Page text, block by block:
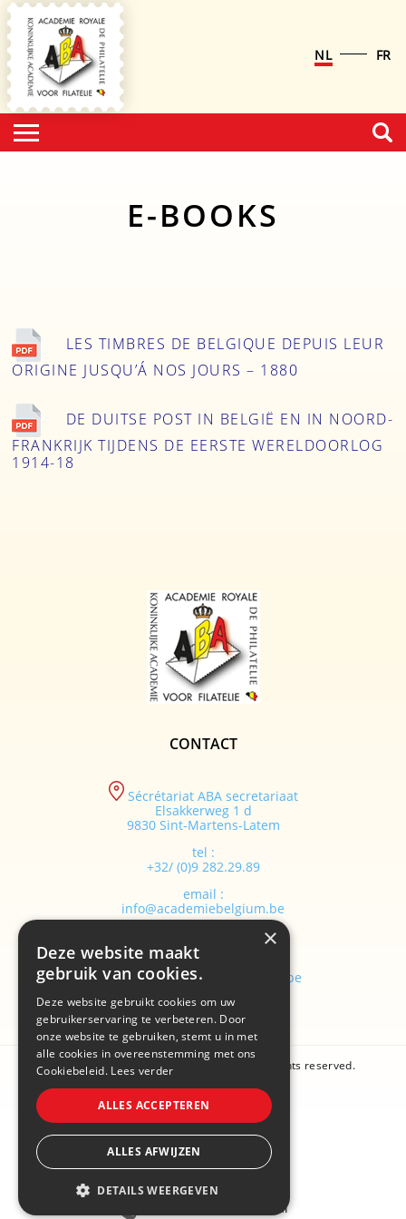
NL FR
E-BOOKS
LES TIMBRES DE BELGIQUE DEPUIS LEUR
ORIGINE JUSQU’Á NOS JOURS – 1880
DE DUITSE POST IN BELGIË EN IN NOORD-
FRANKRIJK TIJDENS DE EERSTE WERELDOORLOG
1914-18
CONTACT
Sécrétariat ABA secretariaat
Elsakkerweg 1 d
9830 Sint-Martens-Latem
tel :
+32/ (0)9 282.29.89
email :
info@academiebelgium.be
webmaster :
vandenhaute.johann@skynet.be
Copyright © 2026 Academie Belgium. All rights reserved.
Cookie policy
Privacy policy
conversal
×
Deze website maakt
gebruik van cookies.
Deze website gebruikt cookies om uw
gebruikerservaring te verbeteren. Door
onze website te gebruiken, stemt u in met
alle cookies in overeenstemming met ons
Cookiebeleid. Lees verder
ALLES ACCEPTEREN
ALLES AFWIJZEN
DETAILS WEERGEVEN